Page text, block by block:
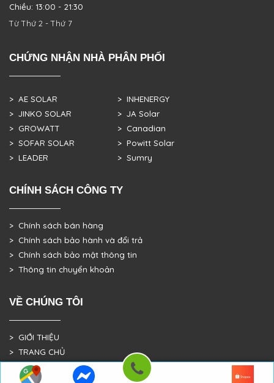
Chiều: 13:00 - 21:30
Từ Thứ 2 - Thứ 7
CHỨNG NHẬN NHÀ PHÂN PHỐI
> AE SOLAR
> JINKO SOLAR
> GROWATT
> SOFAR SOLAR
> LEADER
> INHENERGY
> JA Solar
> Canadian
> Powitt Solar
> Sumry
CHÍNH SÁCH CÔNG TY
> Chính sách bán hàng
> Chính sách bảo hành và đổi trả
> Chính sách bảo mật thông tin
> Thông tin chuyển khoản
VỀ CHÚNG TÔI
> GIỚI THIỆU
> TRANG CHỦ
> DỰ ÁN THỰC TẾ